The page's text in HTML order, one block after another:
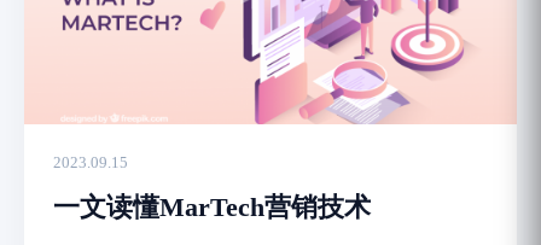
2023.09.15
一文读懂MarTech营销技术